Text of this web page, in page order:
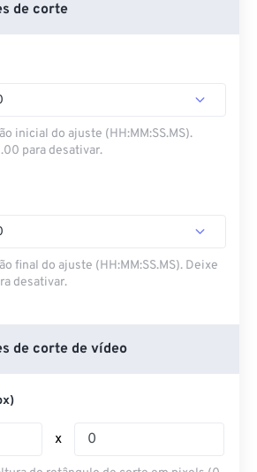
de corte
inicial do ajuste (HH:MM:SS.MS).
para desativar.
final do ajuste (HH:MM:SS.MS). Deixe
desativar.
de corte de vídeo
x